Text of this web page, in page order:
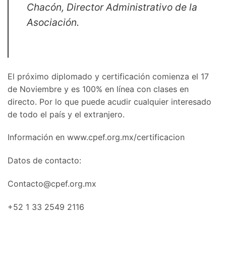
Chacón, Director Administrativo de la
Asociación.
El próximo diplomado y certificación comienza el 17
de Noviembre y es 100% en línea con clases en
directo. Por lo que puede acudir cualquier interesado
de todo el país y el extranjero.
Información en www.cpef.org.mx/certificacion
Datos de contacto:
Contacto@cpef.org.mx
+52 1 33 2549 2116